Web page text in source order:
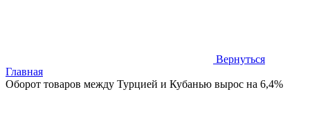
Вернуться
Главная
Оборот товаров между Турцией и Кубанью вырос на 6,4%